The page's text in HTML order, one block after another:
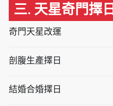
三. 天星奇門擇日
奇門天星改運
剖腹生產擇日
結婚合婚擇日